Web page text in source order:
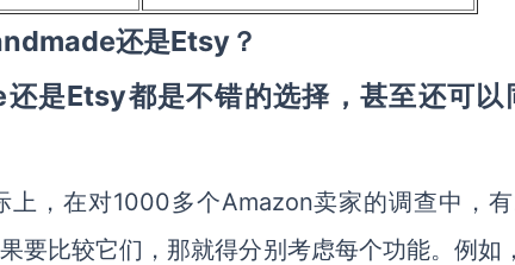
还是Etsy？
是Etsy都是不错的选择，甚至还可以
上，在对1000多个Amazon卖家的调查中，有
要比较它们，那就得分别考虑每个功能。例如